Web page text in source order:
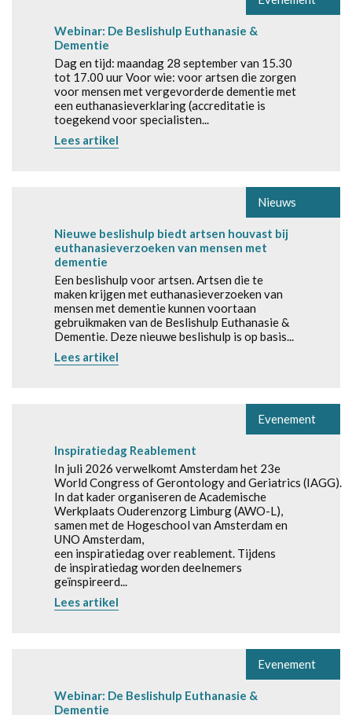
Webinar: De Beslishulp Euthanasie &
Dementie
Dag en tijd: maandag 28 september van 15.30
tot 17.00 uur Voor wie: voor artsen die zorgen
voor mensen met vergevorderde dementie met
een euthanasieverklaring (accreditatie is
toegekend voor specialisten...
Lees artikel
Nieuws
Nieuwe beslishulp biedt artsen houvast bij
euthanasieverzoeken van mensen met
dementie
Een beslishulp voor artsen. Artsen die te
maken krijgen met euthanasieverzoeken van
mensen met dementie kunnen voortaan
gebruikmaken van de Beslishulp Euthanasie &
Dementie. Deze nieuwe beslishulp is op basis...
Lees artikel
Evenement
Inspiratiedag Reablement
In juli 2026 verwelkomt Amsterdam het 23e
World Congress of Gerontology and Geriatrics (IAGG).
In dat kader organiseren de Academische
Werkplaats Ouderenzorg Limburg (AWO-L),
samen met de Hogeschool van Amsterdam en
UNO Amsterdam,
een inspiratiedag over reablement. Tijdens
de inspiratiedag worden deelnemers
geïnspireerd...
Lees artikel
Evenement
Webinar: De Beslishulp Euthanasie &
Dementie